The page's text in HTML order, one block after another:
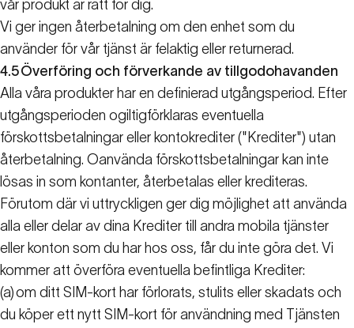
vår produkt är rätt för dig.
Vi ger ingen återbetalning om den enhet som du
använder för vår tjänst är felaktig eller returnerad.
4.5Överföring och förverkande av tillgodohavanden
Alla våra produkter har en definierad utgångsperiod. Efter
utgångsperioden ogiltigförklaras eventuella
förskottsbetalningar eller kontokrediter ("Krediter") utan
återbetalning. Oanvända förskottsbetalningar kan inte
lösas in som kontanter, återbetalas eller krediteras.
Förutom där vi uttryckligen ger dig möjlighet att använda
alla eller delar av dina Krediter till andra mobila tjänster
eller konton som du har hos oss, får du inte göra det. Vi
kommer att överföra eventuella befintliga Krediter:
(a)om ditt SIM-kort har förlorats, stulits eller skadats och
du köper ett nytt SIM-kort för användning med Tjänsten